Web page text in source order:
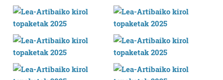
Lortu zure datu pertsonalak prozesatzeko moduari
buruzko informazio gehiago eta ezarri zure lehentasunak
datuen atalean. Edozein unetan alda edo ken dezakezu
zure baimena Cookieen adierazpenean.
Webgune honek cookie propioak eta hirugarrenen cookie-